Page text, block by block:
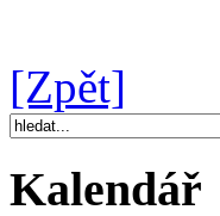
[Zpět]
Kalendář